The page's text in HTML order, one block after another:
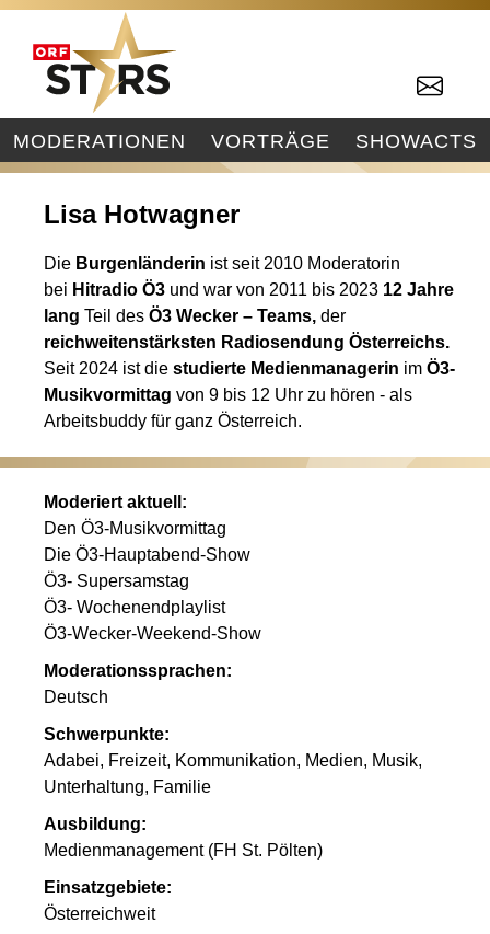
MODERATIONEN VORTRÄGE SHOWACTS
Lisa Hotwagner
Die Burgenländerin ist seit 2010 Moderatorin
bei Hitradio Ö3 und war von 2011 bis 2023 12 Jahre
langTeil des Ö3 Wecker – Teams,der
reichweitenstärksten Radiosendung Österreichs.
Seit 2024 ist diestudierte Medienmanagerin imÖ3-
Musikvormittag von 9 bis 12 Uhr zu hören - als
Arbeitsbuddy für ganz Österreich.
Moderiert aktuell:
Den Ö3-Musikvormittag
Die Ö3-Hauptabend-Show
Ö3- Supersamstag
Ö3- Wochenendplaylist
Ö3-Wecker-Weekend-Show
Moderationssprachen:
Deutsch
Schwerpunkte:
Adabei, Freizeit, Kommunikation, Medien, Musik,
Unterhaltung, Familie
Ausbildung:
Medienmanagement (FH St. Pölten)
Einsatzgebiete:
Österreichweit